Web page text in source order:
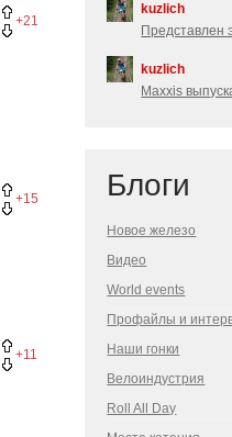
+21
+15
+11
kuzlich
Представлен
kuzlich
Maxxis
Блоги
Новое железо
Видео
World events
Профайлы и
Наши гонки
Велоиндустрия
Roll All Day